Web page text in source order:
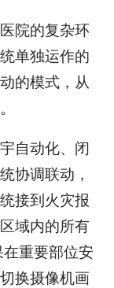
院的复杂环
单独运作的
的模式，从
自动化、闭
协调联动，
接到火灾报
域内的所有
重要部位安
换摄像机画